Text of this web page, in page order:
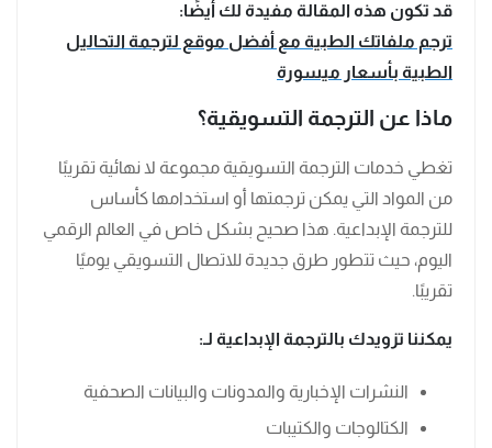
قد تكون هذه المقالة مفيدة لك أيضًا:
ترجم ملفاتك الطبية مع أفضل موقع لترجمة التحاليل
الطبية بأسعار ميسورة
ماذا عن الترجمة التسويقية؟
تغطي خدمات الترجمة التسويقية مجموعة لا نهائية تقريبًا
من المواد التي يمكن ترجمتها أو استخدامها كأساس
للترجمة الإبداعية. هذا صحيح بشكل خاص في العالم الرقمي
اليوم، حيث تتطور طرق جديدة للاتصال التسويقي يوميًا
تقريبًا.
يمكننا تزويدك بالترجمة الإبداعية لـ:
النشرات الإخبارية والمدونات والبيانات الصحفية
الكتالوجات والكتيبات